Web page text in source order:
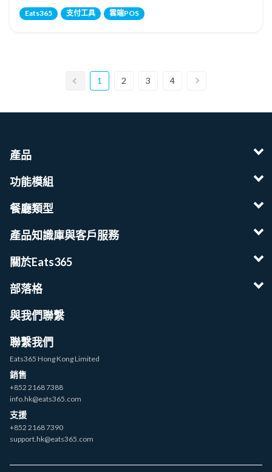
Eats365 支付工具 雲端POS
1 2 3 4
產品
功能模組
餐廳類型
產品知識庫與客戶服務
關於Eats365
部落格
與我們聯繫
聯繫我們
Eats365 Hong Kong Limited
銷售
+852 2168 7388
info.hk@eats365.com
支援
+852 2168 7390
support.hk@eats365.com